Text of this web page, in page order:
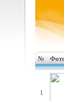
№
1